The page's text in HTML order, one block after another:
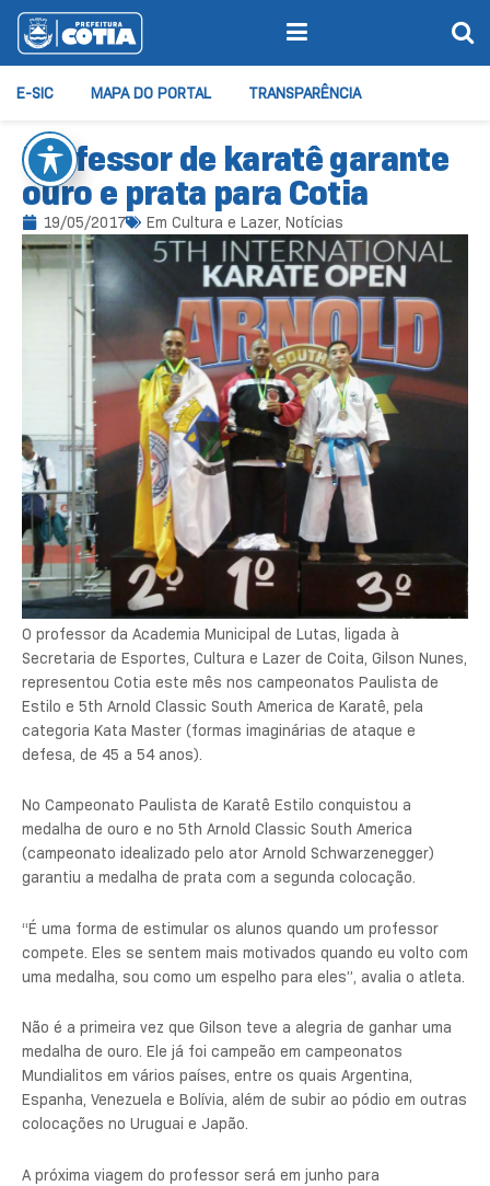
E-SIC MAPA DO PORTAL TRANSPARÊNCIA
Professor de karatê garante
ouro e prata para Cotia
19/05/2017 Em Cultura e Lazer, Notícias
O professor da Academia Municipal de Lutas, ligada à
Secretaria de Esportes, Cultura e Lazer de Coita, Gilson Nunes,
representou Cotia este mês nos campeonatos Paulista de
Estilo e 5th Arnold Classic South America de Karatê, pela
categoria Kata Master (formas imaginárias de ataque e
defesa, de 45 a 54 anos).
No Campeonato Paulista de Karatê Estilo conquistou a
medalha de ouro e no 5th Arnold Classic South America
(campeonato idealizado pelo ator Arnold Schwarzenegger)
garantiu a medalha de prata com a segunda colocação.
“É uma forma de estimular os alunos quando um professor
compete. Eles se sentem mais motivados quando eu volto com
uma medalha, sou como um espelho para eles”, avalia o atleta.
Não é a primeira vez que Gilson teve a alegria de ganhar uma
medalha de ouro. Ele já foi campeão em campeonatos
Mundialitos em vários países, entre os quais Argentina,
Espanha, Venezuela e Bolívia, além de subir ao pódio em outras
colocações no Uruguai e Japão.
A próxima viagem do professor será em junho para